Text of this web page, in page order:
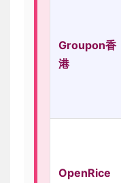
Groupon香
港
OpenRice